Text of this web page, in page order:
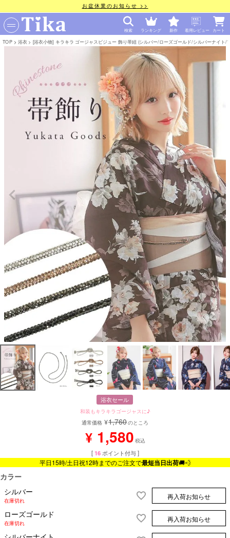
お盆休業のお知らせ >>
検索 ランキング 新作 着用レビュー カート
TOP 浴衣 [浴衣小物] キラキラ ゴージャスビジュー 飾り帯紐 (シルバー/ローズゴールド/シルバーナイト/
浴衣セール
和装もキラキラゴージャスに♪
通常価格 ¥1,760のところ
¥ 1,580 税込
[ 16 ポイント付与 ]
平日15時/土日祝12時までのご注文で最短当日出荷🚚💨
カラー
シルバー
在庫切れ
再入荷お知らせ
ローズゴールド
在庫切れ
再入荷お知らせ